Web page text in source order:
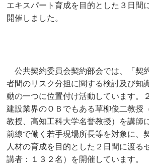
エキスパート育成を目的とした３日間
開催しました。
公共契約委員会契約部会では、「契
者間のリスク分担に関する検討及び知
動の一つに位置付け活動しています。
建設業界のＯＢでもある草柳俊二教授
教授、高知工科大学名誉教授）を講師
前線で働く若手現場所長等を対象に、
人材の育成を目的とした２日間に渡る
講者：１３２名）を開催しています。